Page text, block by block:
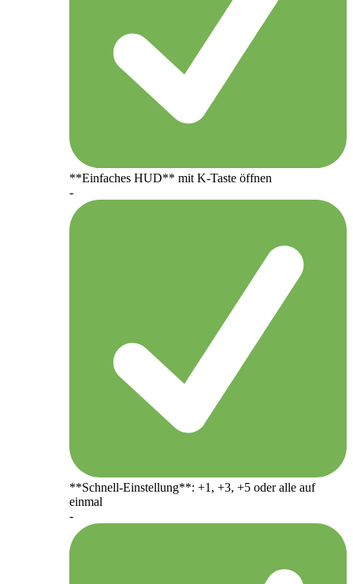
**Einfaches HUD** mit K-Taste öffnen
-
**Schnell-Einstellung**: +1, +3, +5 oder alle auf
einmal
-